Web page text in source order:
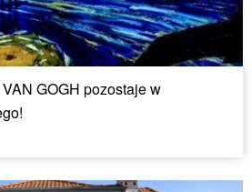
GOGH pozostaje w